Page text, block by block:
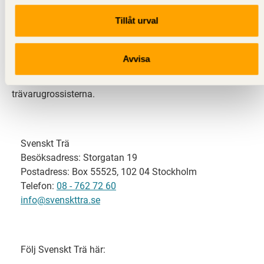
Tillåt urval
Avvisa
Svenskt Trä representerar svensk sågverksindustri
och är en del av branschorganisationen
svensk limträ-, KL-trä- och förpackningsindustri samt
trävarugrossisterna.
Svenskt Trä
Besöksadress: Storgatan 19
Postadress: Box 55525, 102 04 Stockholm
Telefon: 08 - 762 72 60
info@svenskttra.se
Följ Svenskt Trä här: